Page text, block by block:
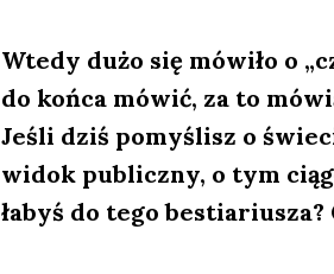
Wte­dy dużo się mówi­ło o
do koń­ca mówić, za to
Jeśli dziś pomy­ślisz o
widok publicz­ny, o tym
ła­byś do tego